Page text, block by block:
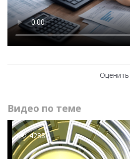
Видео по теме
4288